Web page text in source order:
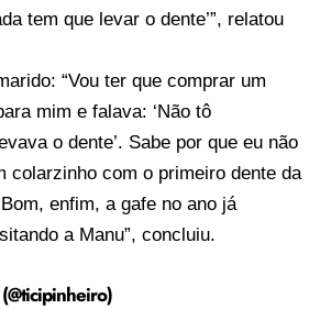
tem que levar o dente’”, relatou
“Vou ter que comprar um
mim e falava: ‘Não tô
o dente’. Sabe por que eu não
colarzinho com o primeiro dente da
enfim, a gafe no ano já
a Manu”, concluiu.